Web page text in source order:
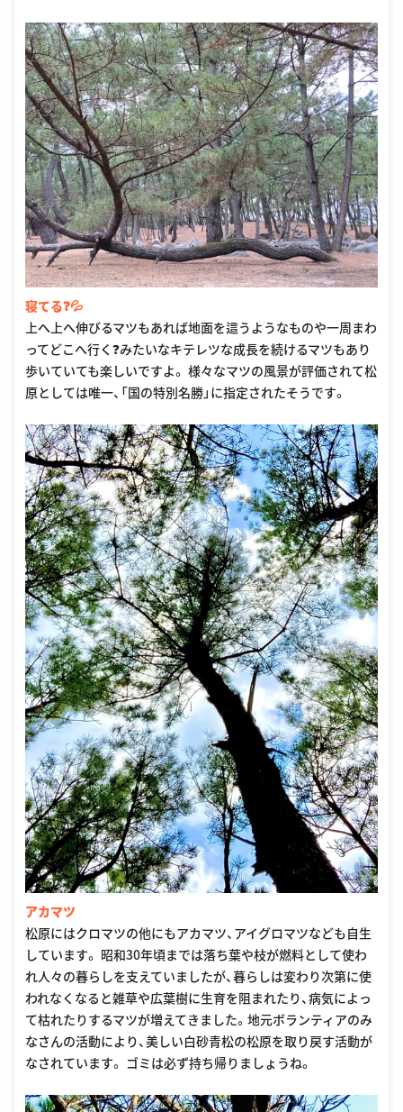
寝てる❓💦
上へ上へ伸びるマツもあれば地面を這うようなものや一周まわ
ってどこへ行く❓みたいなキテレツな成長を続けるマツもあり
歩いていても楽しいですよ。 様々なマツの風景が評価されて松
原としては唯一、「国の特別名勝」に指定されたそうです。
アカマツ
松原にはクロマツの他にもアカマツ、アイグロマツなども自生
しています。 昭和30年頃までは落ち葉や枝が燃料として使わ
れ人々の暮らしを支えていましたが、暮らしは変わり次第に使
われなくなると雑草や広葉樹に生育を阻まれたり、病気によっ
て枯れたりするマツが増えてきました。地元ボランティアのみ
なさんの活動により、美しい白砂青松の松原を取り戻す活動が
なされています。 ゴミは必ず持ち帰りましょうね。